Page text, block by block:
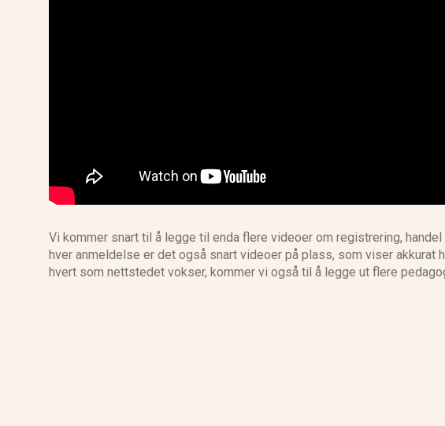
Vi kommer snart til å legge til enda flere videoer om registrering,
hver anmeldelse er det også snart videoer på plass, som viser akkurat
hvert som nettstedet vokser, kommer vi også til å legge ut flere